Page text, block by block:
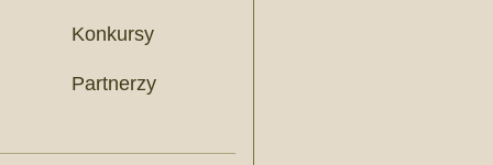
Konkursy
Partnerzy